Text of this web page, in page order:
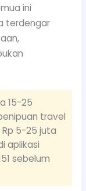
ini
terdengar
15-25
travel
5-25 juta
aplikasi
sebelum